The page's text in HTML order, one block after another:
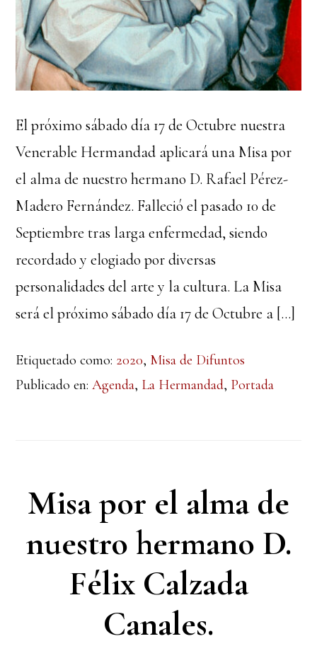
El próximo sábado día 17 de Octubre nuestra
Venerable Hermandad aplicará una Misa por
el alma de nuestro hermano D. Rafael Pérez-
Madero Fernández. Falleció el pasado 10 de
Septiembre tras larga enfermedad, siendo
recordado y elogiado por diversas
personalidades del arte y la cultura. La Misa
será el próximo sábado día 17 de Octubre a […]
Etiquetado como: 2020, Misa de Difuntos
Publicado en:Agenda, La Hermandad, Portada
Misa por el alma de
nuestro hermano D.
Félix Calzada
Canales.